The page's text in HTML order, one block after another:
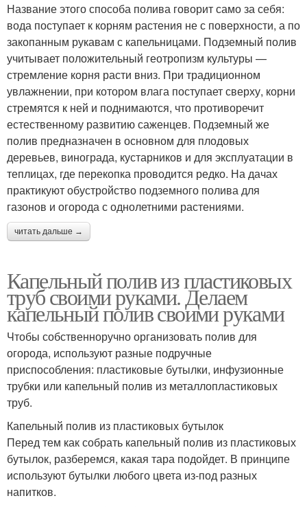
Название этого способа полива говорит само за себя:
вода поступает к корням растения не с поверхности, а по
закопанным рукавам с капельницами. Подземный полив
учитывает положительный геотропизм культуры —
стремление корня расти вниз. При традиционном
увлажнении, при котором влага поступает сверху, корни
стремятся к ней и поднимаются, что противоречит
естественному развитию саженцев. Подземный же
полив предназначен в основном для плодовых
деревьев, винограда, кустарников и для эксплуатации в
теплицах, где перекопка проводится редко. На дачах
практикуют обустройство подземного полива для
газонов и огорода с однолетними растениями.
читать дальше →
Капельный полив из пластиковых
труб своими руками. Делаем
капельный полив своими руками
Чтобы собственноручно организовать полив для
огорода, используют разные подручные
приспособления: пластиковые бутылки, инфузионные
трубки или капельный полив из металлопластиковых
труб.
Капельный полив из пластиковых бутылок
Перед тем как собрать капельный полив из пластиковых
бутылок, разберемся, какая тара подойдет. В принципе
используют бутылки любого цвета из-под разных
напитков.